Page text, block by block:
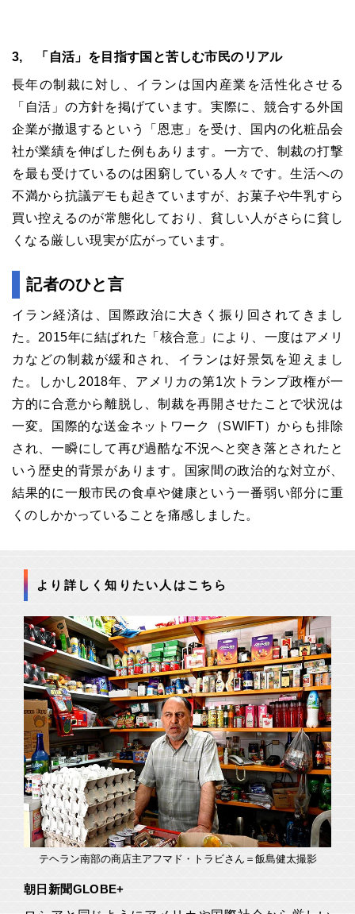
3, 「自活」を目指す国と苦しむ市民のリアル
長年の制裁に対し、イランは国内産業を活性化させる
「自活」の方針を掲げています。実際に、競合する外国
企業が撤退するという「恩恵」を受け、国内の化粧品会
社が業績を伸ばした例もあります。一方で、制裁の打撃
を最も受けているのは困窮している人々です。生活への
不満から抗議デモも起きていますが、お菓子や牛乳すら
買い控えるのが常態化しており、貧しい人がさらに貧し
くなる厳しい現実が広がっています。
記者のひと言
イラン経済は、国際政治に大きく振り回されてきまし
た。2015年に結ばれた「核合意」により、一度はアメリ
カなどの制裁が緩和され、イランは好景気を迎えまし
た。しかし2018年、アメリカの第1次トランプ政権が一
方的に合意から離脱し、制裁を再開させたことで状況は
一変。国際的な送金ネットワーク（SWIFT）からも排除
され、一瞬にして再び過酷な不況へと突き落とされたと
いう歴史的背景があります。国家間の政治的な対立が、
結果的に一般市民の食卓や健康という一番弱い部分に重
くのしかかっていることを痛感しました。
より詳しく知りたい人はこちら
テヘラン南部の商店主アフマド・トラビさん＝飯島健太撮影
朝日新聞GLOBE+